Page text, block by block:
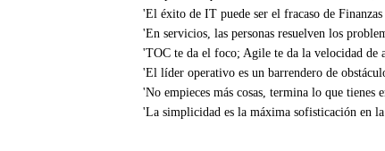
'El éxito de IT puede ser el fracaso de
'En servicios, las personas resuelven los
'TOC te da el foco; Agile te da la velocidad de
'El líder operativo es un barrendero de
'No empieces más cosas, termina lo que tienes
'La simplicidad es la máxima sofisticación en